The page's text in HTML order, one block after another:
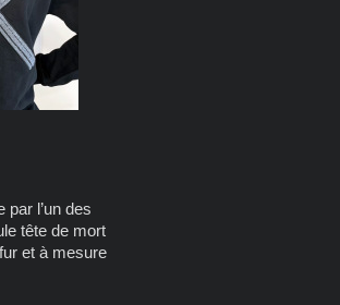
l’un des
tête de mort
et à mesure